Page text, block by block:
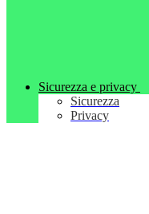
Sicurezza e privacy
Sicurezza
Privacy